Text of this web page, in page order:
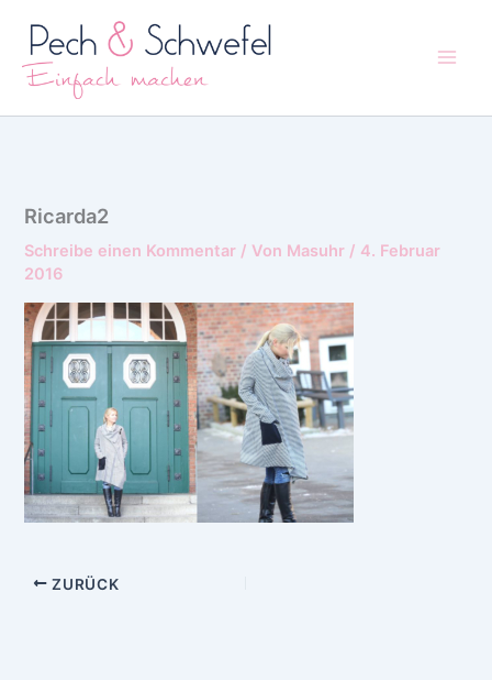
Inhalt
springen
Ricarda2
Schreibe einen Kommentar / Von Masuhr / 4. Februar
2016
ZURÜCK